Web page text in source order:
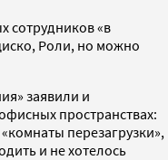
сотрудников «в
Роли, но можно
заявили и
пространствах:
перезагрузки»,
и не хотелось